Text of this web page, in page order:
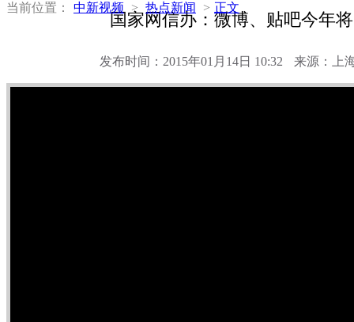
当前位置： 中新视频 > 热点新闻 > 正文
国家网信办：微博、贴吧今年
发布时间：2015年01月14日 10:32 来源：上